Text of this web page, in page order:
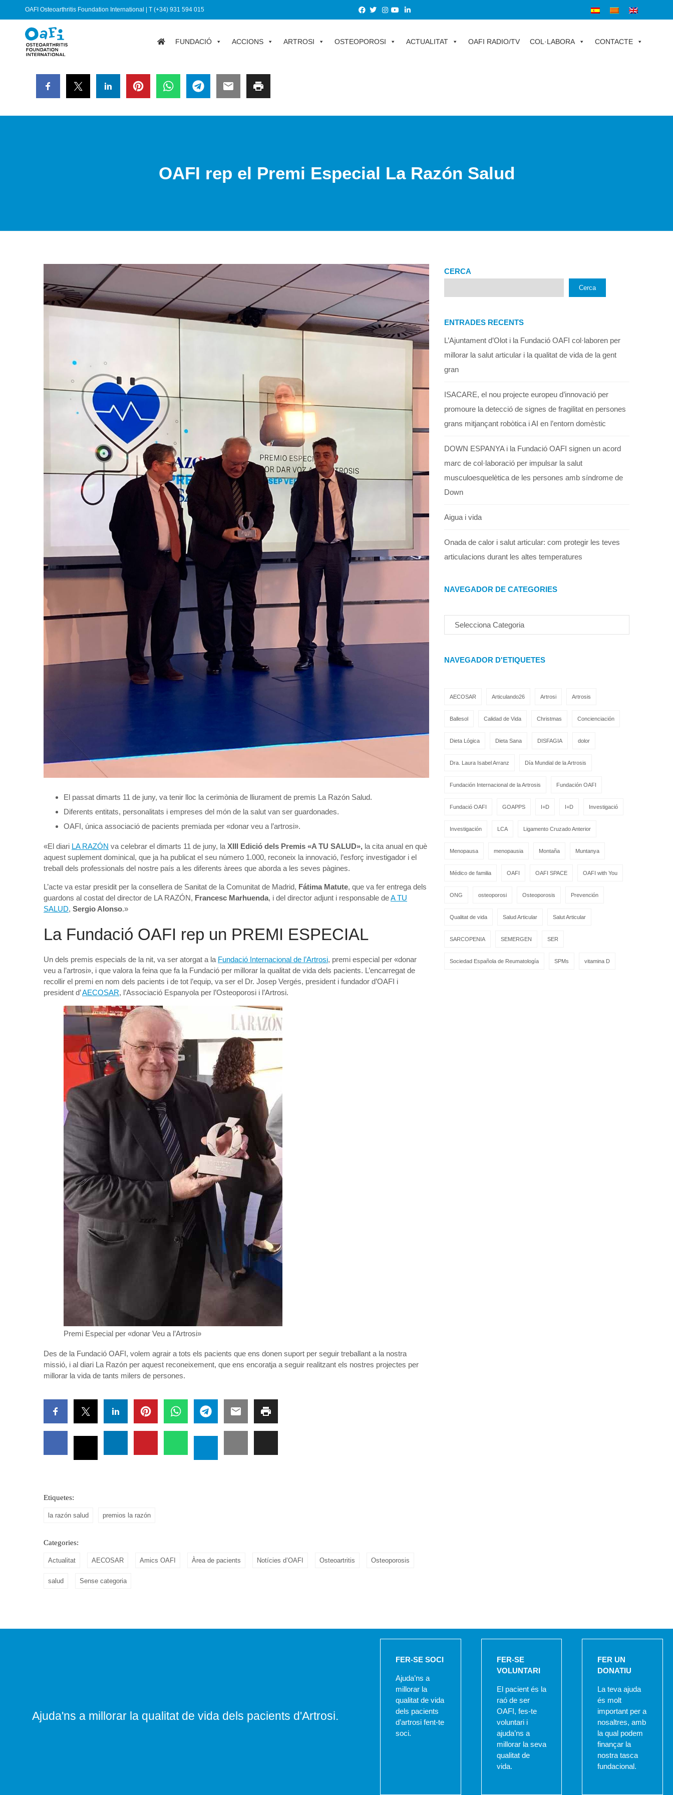
OAFI Osteoarthritis Foundation International | T (+34) 931 594 015
FUNDACIÓ ACCIONS ARTROSI OSTEOPOROSI ACTUALITAT OAFI RADIO/TV COL·LABORA CONTACTE
OAFI rep el Premi Especial La Razón Salud
El passat dimarts 11 de juny, va tenir lloc la cerimònia de lliurament de premis La Razón Salud.
Diferents entitats, personalitats i empreses del món de la salut van ser guardonades.
OAFI, única associació de pacients premiada per «donar veu a l’artrosi».
«El diari LA RAZÓN va celebrar el dimarts 11 de juny, la XIII Edició dels Premis «A TU SALUD», la cita anual en què
aquest suplement dominical, que ja ha publicat el seu número 1.000, reconeix la innovació, l’esforç investigador i el
treball dels professionals del nostre país a les diferents àrees que aborda a les seves pàgines.
L’acte va estar presidit per la consellera de Sanitat de la Comunitat de Madrid, Fátima Matute, que va fer entrega dels
guardons al costat del director de LA RAZÓN, Francesc Marhuenda, i del director adjunt i responsable deA TU
SALUD, Sergio Alonso.»
La Fundació OAFI rep un PREMI ESPECIAL
Un dels premis especials de la nit, va ser atorgat a la Fundació Internacional de l’Artrosi, premi especial per «donar
veu a l’artrosi», i que valora la feina que fa la Fundació per millorar la qualitat de vida dels pacients. L’encarregat de
recollir el premi en nom dels pacients i de tot l’equip, va ser el Dr. Josep Vergés, president i fundador d’OAFI i
president d’AECOSAR, l’Associació Espanyola per l’Osteoporosi i l’Artrosi.
Premi Especial per «donar Veu a l’Artrosi»
Des de la Fundació OAFI, volem agrair a tots els pacients que ens donen suport per seguir treballant a la nostra
missió, i al diari La Razón per aquest reconeixement, que ens encoratja a seguir realitzant els nostres projectes per
millorar la vida de tants milers de persones.
Etiquetes:
la razón salud premios la razón
Categories:
Actualitat AECOSAR Amics OAFI Àrea de pacients Notícies d’OAFI Osteoartritis Osteoporosis
salud Sense categoria
CERCA
Cerca
ENTRADES RECENTS
L’Ajuntament d’Olot i la Fundació OAFI col·laboren per
millorar la salut articular i la qualitat de vida de la gent
gran
ISACARE, el nou projecte europeu d’innovació per
promoure la detecció de signes de fragilitat en persones
grans mitjançant robòtica i AI en l’entorn domèstic
DOWN ESPANYA i la Fundació OAFI signen un acord
marc de col·laboració per impulsar la salut
musculoesquelètica de les persones amb síndrome de
Down
Aigua i vida
Onada de calor i salut articular: com protegir les teves
articulacions durant les altes temperatures
NAVEGADOR DE CATEGORIES
NAVEGADOR D'ETIQUETES
AECOSAR Articulando26 Artrosi Artrosis
Ballesol Calidad de Vida Christmas Concienciación
Dieta Lógica Dieta Sana DISFAGIA dolor
Dra. Laura Isabel Arranz Día Mundial de la Artrosis
Fundación Internacional de la Artrosis Fundación OAFI
Fundació OAFI GOAPPS I+D I+D Investigació
Investigación LCA Ligamento Cruzado Anterior
Menopausa menopausia Montaña Muntanya
Médico de familia OAFI OAFI SPACE OAFI with You
ONG osteoporosi Osteoporosis Prevención
Qualitat de vida Salud Articular Salut Articular
SARCOPENIA SEMERGEN SER
Sociedad Española de Reumatología SPMs vitamina D
Ajuda'ns a millorar la qualitat de vida dels pacients d'Artrosi.
FER-SE SOCI
Ajuda’ns a
millorar la
qualitat de vida
dels pacients
d’artrosi fent-te
soci.
FER-SE
VOLUNTARI
El pacient és la
raó de ser
OAFI, fes-te
voluntari i
ajuda’ns a
millorar la seva
qualitat de
vida.
FER UN
DONATIU
La teva ajuda
és molt
important per a
nosaltres, amb
la qual podem
finançar la
nostra tasca
fundacional.